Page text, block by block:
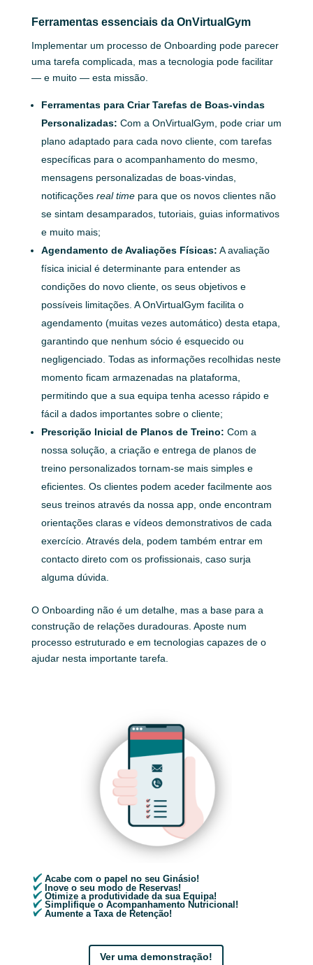
Ferramentas essenciais da OnVirtualGym
Implementar um processo de Onboarding pode parecer
uma tarefa complicada, mas a tecnologia pode facilitar
— e muito — esta missão.
Ferramentas para Criar Tarefas de Boas-vindas
Personalizadas: Com a OnVirtualGym, pode criar um
plano adaptado para cada novo cliente, com tarefas
específicas para o acompanhamento do mesmo,
mensagens personalizadas de boas-vindas,
notificações real timepara que os novos clientes não
se sintam desamparados, tutoriais, guias informativos
e muito mais;
Agendamento de Avaliações Físicas: A avaliação
física inicial é determinante para entender as
condições do novo cliente, os seus objetivos e
possíveis limitações. A OnVirtualGym facilita o
agendamento (muitas vezes automático) desta etapa,
garantindo que nenhum sócio é esquecido ou
negligenciado. Todas as informações recolhidas neste
momento ficam armazenadas na plataforma,
permitindo que a sua equipa tenha acesso rápido e
fácil a dados importantes sobre o cliente;
Prescrição Inicial de Planos de Treino: Com a
nossa solução, a criação e entrega de planos de
treino personalizados tornam-se mais simples e
eficientes. Os clientes podem aceder facilmente aos
seus treinos através da nossa app, onde encontram
orientações claras e vídeos demonstrativos de cada
exercício. Através dela, podem também entrar em
contacto direto com os profissionais, caso surja
alguma dúvida.
O Onboarding não é um detalhe, mas a base para a
construção de relações duradouras. Aposte num
processo estruturado e em tecnologias capazes de o
ajudar nesta importante tarefa.
Acabe com o papel no seu Ginásio!
Inove o seu modo de Reservas!
Otimize a produtividade da sua Equipa!
Simplifique o Acompanhamento Nutricional!
Aumente a Taxa de Retenção!
Ver uma demonstração!